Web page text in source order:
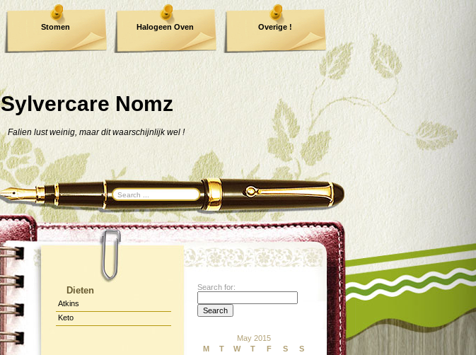
Sylvercare Nomz
Falien lust weinig, maar dit waarschijnlijk wel !
Stomen Halogeen Oven Overige !
Dieten
Atkins
Keto
Search for:
May 2015
M
T W T F S S